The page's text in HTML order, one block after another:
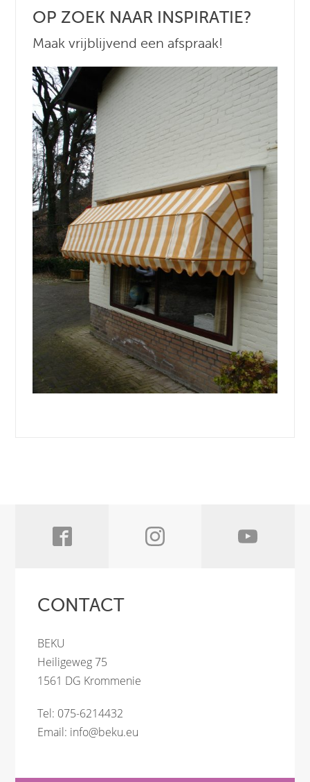
OP ZOEK NAAR INSPIRATIE?
Maak vrijblijvend een afspraak!
CONTACT
BEKU
Heiligeweg 75
1561 DG Krommenie
Tel: 075-6214432
Email: info@beku.eu